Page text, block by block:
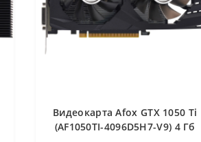
Видеокарта Afox GTX 1050 Ti
(AF1050TI-4096D5H7-V9) 4 Гб